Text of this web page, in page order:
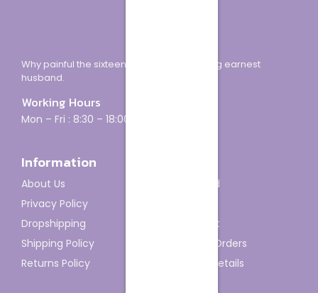
Why painful the sixteen how minuter looking earnest
husband.
Working Hours
Mon – Fri : 8:30 – 18:00
Information
About Us
Privacy Policy
Dropshipping
Shipping Policy
Returns Policy
Dashboard
My Wishlist
Track My Orders
Account details